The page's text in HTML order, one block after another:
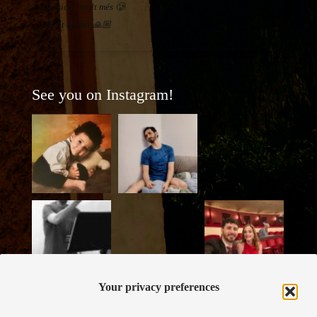
Your privacy preferences
música i molt més 🥲
Molt agraït 🙏🏼
See you on Instagram!